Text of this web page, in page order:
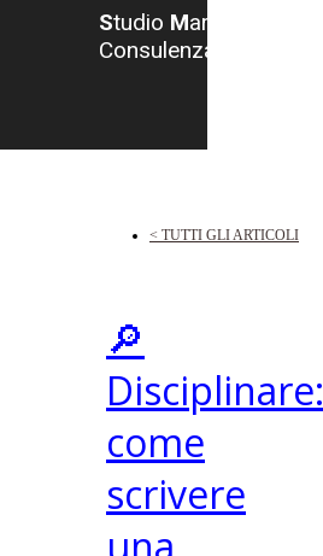
Studio Marzocchi -
Consulenza del Lavoro
< TUTTI GLI ARTICOLI
🔎
Disciplinare:
come
scrivere